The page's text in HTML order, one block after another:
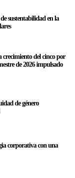
sustentabilidad en la
del cinco por
de 2026 impulsado
de género
corporativa con una